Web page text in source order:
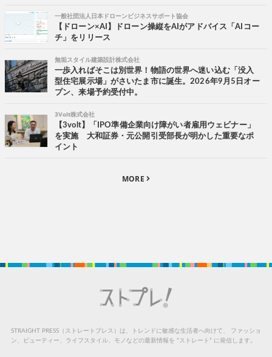
一般社団法人日本ドローンビジネスサポート協会
【ドローン×AI】ドローン操縦をAIがアドバイス「AIコー
チ」をリリース
無垢スタイル建築設計株式会社
一歩入ればそこは別世界！物語の世界へ迷い込む「没入
型住宅展示場」がさいたま市に誕生。2026年9月5日オー
プン、来場予約受付中。
3Volt株式会社
【3volt】「IPO準備企業向け障がい者雇用ウェビナー」
を実施 大和証券・元公開引受部長が明かした重要なポ
イント
MORE
STRAIGHT PRESS（ストレートプレス）は、トレンドに敏感な生活者へ向けて、
ファッショ
ン、ビューティー、ライフスタイル、モノなどの最新情報を “ストレート” に発信します。